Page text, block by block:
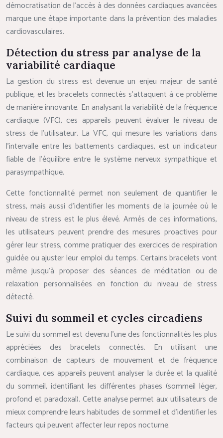
démocratisation de l’accès à des données cardiaques avancées
marque une étape importante dans la prévention des maladies
cardiovasculaires.
Détection du stress par analyse de la
variabilité cardiaque
La gestion du stress est devenue un enjeu majeur de santé
publique, et les bracelets connectés s’attaquent à ce problème
de manière innovante. En analysant la variabilité de la fréquence
cardiaque (VFC), ces appareils peuvent évaluer le niveau de
stress de l’utilisateur. La VFC, qui mesure les variations dans
l’intervalle entre les battements cardiaques, est un indicateur
fiable de l’équilibre entre le système nerveux sympathique et
parasympathique.
Cette fonctionnalité permet non seulement de quantifier le
stress, mais aussi d’identifier les moments de la journée où le
niveau de stress est le plus élevé. Armés de ces informations,
les utilisateurs peuvent prendre des mesures proactives pour
gérer leur stress, comme pratiquer des exercices de respiration
guidée ou ajuster leur emploi du temps. Certains bracelets vont
même jusqu’à proposer des séances de méditation ou de
relaxation personnalisées en fonction du niveau de stress
détecté.
Suivi du sommeil et cycles circadiens
Le suivi du sommeil est devenu l’une des fonctionnalités les plus
appréciées des bracelets connectés. En utilisant une
combinaison de capteurs de mouvement et de fréquence
cardiaque, ces appareils peuvent analyser la durée et la qualité
du sommeil, identifiant les différentes phases (sommeil léger,
profond et paradoxal). Cette analyse permet aux utilisateurs de
mieux comprendre leurs habitudes de sommeil et d’identifier les
facteurs qui peuvent affecter leur repos nocturne.